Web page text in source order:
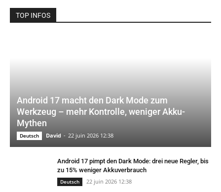
TOP INFOS
Android 17 macht den Dark Mode zum
Werkzeug – mehr Kontrolle, weniger Akku-
Mythen
Deutsch David - 22 juin 2026 12:38
Android 17 pimpt den Dark Mode: drei neue Regler, bis
zu 15% weniger Akkuverbrauch
Deutsch 22 juin 2026 12:38